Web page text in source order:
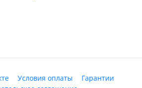
Условия оплаты
Гарантии